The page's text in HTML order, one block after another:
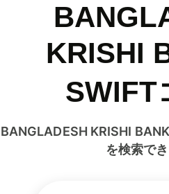
KRISHI
SWIFT
BANGLADESH KRISHI
を検索でき